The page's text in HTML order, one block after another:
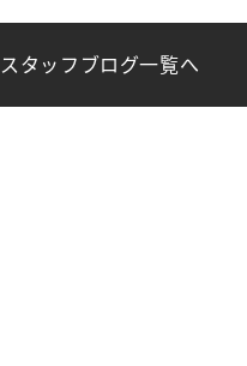
スタッフブログ一覧へ